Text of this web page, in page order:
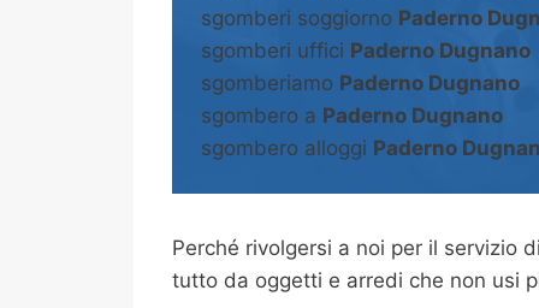
sgomberi soggiorno Paderno
sgomberi uffici Paderno Dugnano
sgomberiamo Paderno Dugnano
sgombero a Paderno Dugnano
sgombero alloggi Paderno
Perché rivolgersi a noi per il servizio di
tutto da oggetti e arredi che non usi